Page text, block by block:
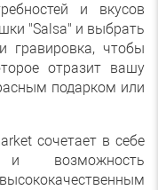
и вкусов
"Salsa" и выбрать
гравировка, чтобы
отразит вашу
подарком или
сочетает в себе
и возможность